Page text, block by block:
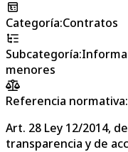
Categoría:Contratos
Subcategoría:
menores
Referencia normativa:
Art. 28 Ley 12/2014,
transparencia y de